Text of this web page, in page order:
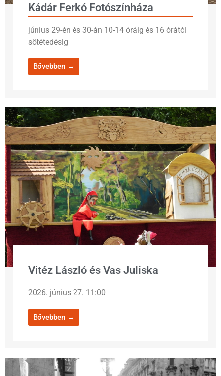
Kádár Ferkó Fotószínháza
június 29-én és 30-án 10-14 óráig és 16 órától
sötétedésig
Bővebben →
Vitéz László és Vas Juliska
2026. június 27. 11:00
Bővebben →